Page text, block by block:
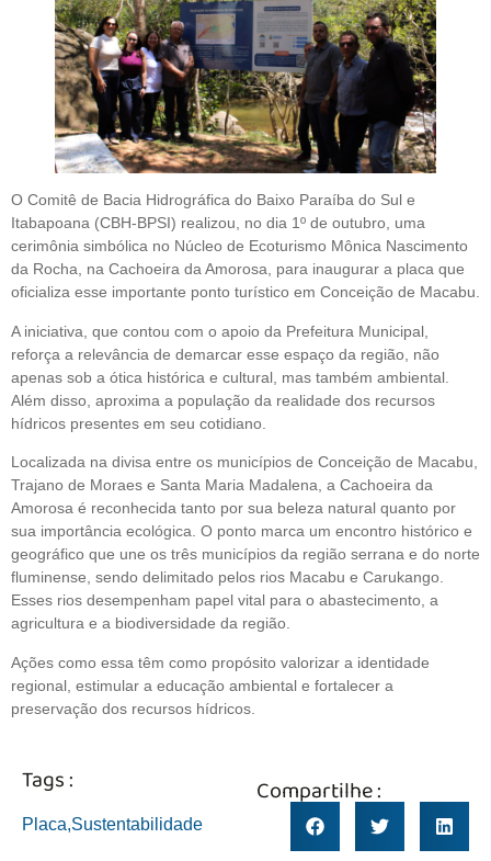
O Comitê de Bacia Hidrográfica do Baixo Paraíba do Sul e
Itabapoana (CBH-BPSI) realizou, no dia 1º de outubro, uma
cerimônia simbólica no Núcleo de Ecoturismo Mônica Nascimento
da Rocha, na Cachoeira da Amorosa, para inaugurar a placa que
oficializa esse importante ponto turístico em Conceição de Macabu.
A iniciativa, que contou com o apoio da Prefeitura Municipal,
reforça a relevância de demarcar esse espaço da região, não
apenas sob a ótica histórica e cultural, mas também ambiental.
Além disso, aproxima a população da realidade dos recursos
hídricos presentes em seu cotidiano.
Localizada na divisa entre os municípios de Conceição de Macabu,
Trajano de Moraes e Santa Maria Madalena, a Cachoeira da
Amorosa é reconhecida tanto por sua beleza natural quanto por
sua importância ecológica. O ponto marca um encontro histórico e
geográfico que une os três municípios da região serrana e do norte
fluminense, sendo delimitado pelos rios Macabu e Carukango.
Esses rios desempenham papel vital para o abastecimento, a
agricultura e a biodiversidade da região.
Ações como essa têm como propósito valorizar a identidade
regional, estimular a educação ambiental e fortalecer a
preservação dos recursos hídricos.
Tags :
Placa,Sustentabilidade
Compartilhe :